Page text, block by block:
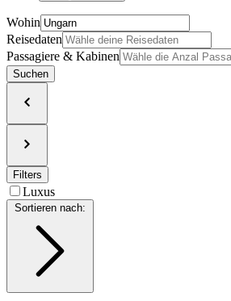
Wohin
Reisedaten
Passagiere & Kabinen
Suchen
Filters
Luxus
Sortieren nach